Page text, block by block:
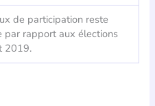
de participation reste
par rapport aux élections
2019.